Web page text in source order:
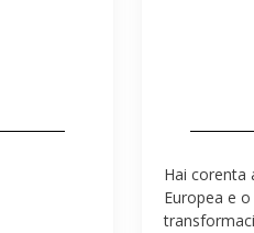
Hai corenta
Europea e